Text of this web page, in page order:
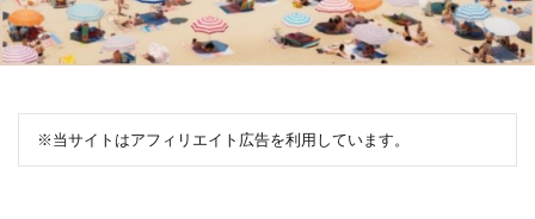
※当サイトはアフィリエイト広告を利用しています。